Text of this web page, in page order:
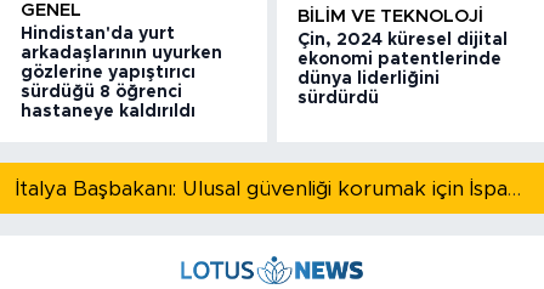
GENEL
Hindistan'da yurt
arkadaşlarının uyurken
gözlerine yapıştırıcı
sürdüğü 8 öğrenci
hastaneye kaldırıldı
BILIM VE TEKNOLOJI
Çin, 2024 küresel dijital
ekonomi patentlerinde
dünya liderliğini
sürdürdü
İtalya Başbakanı: Ulusal güvenliği korumak için İspanya ile Schengen kapsamındaki serbest dolaşımı askıya alıyoruz